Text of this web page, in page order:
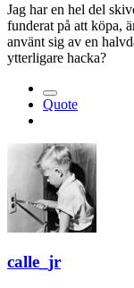
Jag har en hel del
funderat på att köpa,
använt sig av en
ytterligare hacka?
Quote
calle_jr